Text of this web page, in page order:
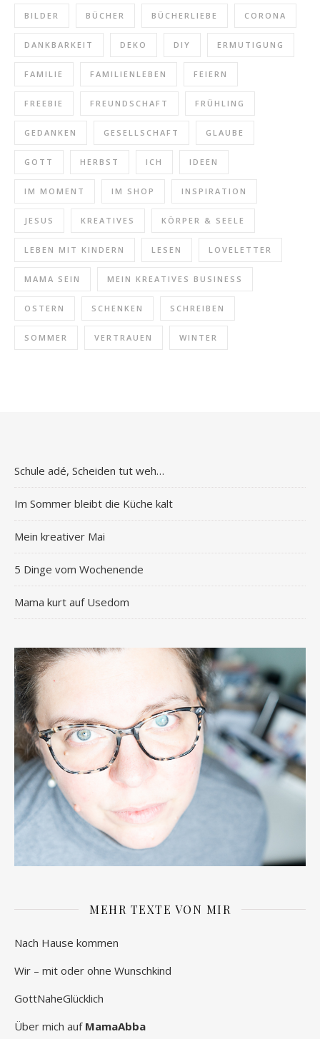
BILDER BÜCHER BÜCHERLIEBE CORONA
DANKBARKEIT DEKO DIY ERMUTIGUNG
FAMILIE FAMILIENLEBEN FEIERN
FREEBIE FREUNDSCHAFT FRÜHLING
GEDANKEN GESELLSCHAFT GLAUBE
GOTT HERBST ICH IDEEN
IM MOMENT IM SHOP INSPIRATION
JESUS KREATIVES KÖRPER & SEELE
LEBEN MIT KINDERN LESEN LOVELETTER
MAMA SEIN MEIN KREATIVES BUSINESS
OSTERN SCHENKEN SCHREIBEN
SOMMER VERTRAUEN WINTER
Schule adé, Scheiden tut weh…
Im Sommer bleibt die Küche kalt
Mein kreativer Mai
5 Dinge vom Wochenende
Mama kurt auf Usedom
MEHR TEXTE VON MIR
Nach Hause kommen
Wir – mit oder ohne Wunschkind
GottNaheGlücklich
Über mich auf MamaAbba